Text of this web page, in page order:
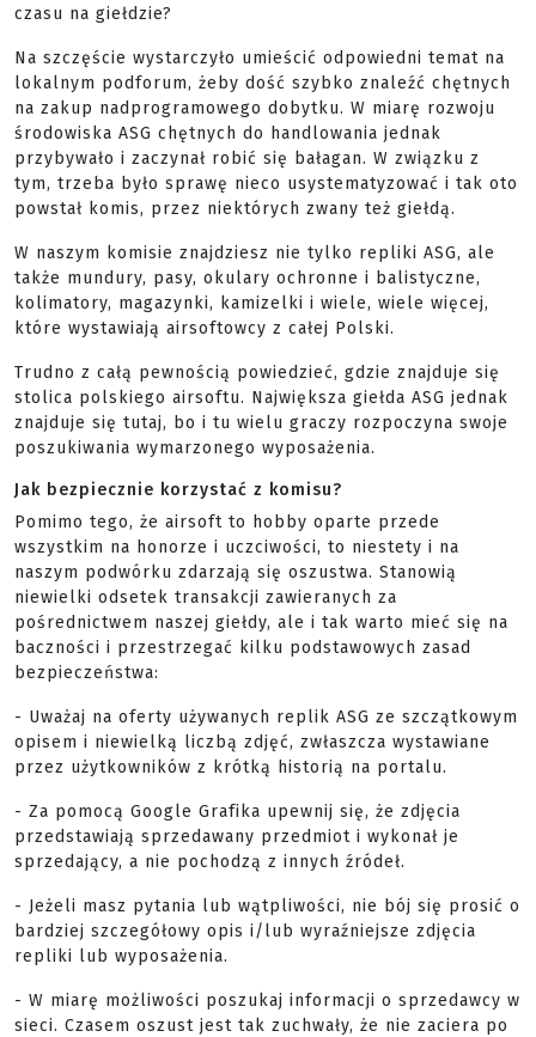
czasu na giełdzie?
Na szczęście wystarczyło umieścić odpowiedni temat na
lokalnym podforum, żeby dość szybko znaleźć chętnych
na zakup nadprogramowego dobytku. W miarę rozwoju
środowiska ASG chętnych do handlowania jednak
przybywało i zaczynał robić się bałagan. W związku z
tym, trzeba było sprawę nieco usystematyzować i tak oto
powstał komis, przez niektórych zwany też giełdą.
W naszym komisie znajdziesz nie tylko repliki ASG, ale
także mundury, pasy, okulary ochronne i balistyczne,
kolimatory, magazynki, kamizelki i wiele, wiele więcej,
które wystawiają airsoftowcy z całej Polski.
Trudno z całą pewnością powiedzieć, gdzie znajduje się
stolica polskiego airsoftu. Największa giełda ASG jednak
znajduje się tutaj, bo i tu wielu graczy rozpoczyna swoje
poszukiwania wymarzonego wyposażenia.
Jak bezpiecznie korzystać z komisu?
Pomimo tego, że airsoft to hobby oparte przede
wszystkim na honorze i uczciwości, to niestety i na
naszym podwórku zdarzają się oszustwa. Stanowią
niewielki odsetek transakcji zawieranych za
pośrednictwem naszej giełdy, ale i tak warto mieć się na
baczności i przestrzegać kilku podstawowych zasad
bezpieczeństwa:
- Uważaj na oferty używanych replik ASG ze szczątkowym
opisem i niewielką liczbą zdjęć, zwłaszcza wystawiane
przez użytkowników z krótką historią na portalu.
- Za pomocą Google Grafika upewnij się, że zdjęcia
przedstawiają sprzedawany przedmiot i wykonał je
sprzedający, a nie pochodzą z innych źródeł.
- Jeżeli masz pytania lub wątpliwości, nie bój się prosić o
bardziej szczegółowy opis i/lub wyraźniejsze zdjęcia
repliki lub wyposażenia.
- W miarę możliwości poszukaj informacji o sprzedawcy w
sieci. Czasem oszust jest tak zuchwały, że nie zaciera po